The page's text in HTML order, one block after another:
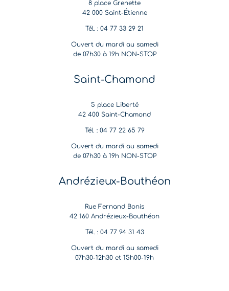
8 place Grenette
42 000 Saint-Étienne
Tél. : 04 77 33 29 21
Ouvert du mardi au samedi
de 07h30 à 19h NON-STOP
Saint-Chamond
5 place Liberté
42 400 Saint-Chamond
Tél. : 04 77 22 65 79
Ouvert du mardi au samedi
de 07h30 à 19h NON-STOP
Andrézieux-Bouthéon
Rue Fernand Bonis
42 160 Andrézieux-Bouthéon
Tél. : 04 77 94 31 43
Ouvert du mardi au samedi
07h30-12h30 et 15h00-19h